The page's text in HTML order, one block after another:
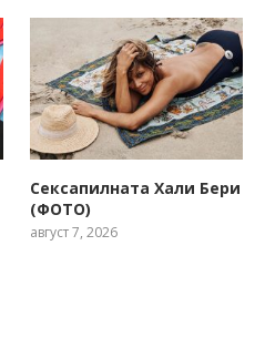
Сексапилната Хали Бери
(ФОТО)
август 7, 2026